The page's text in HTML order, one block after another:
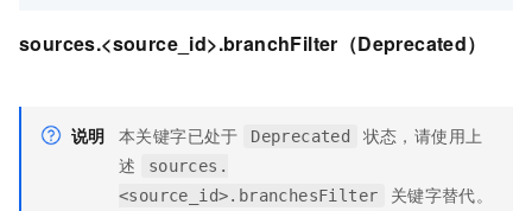
sources.<source_id>.branchFilter（Deprecated）
说明 本关键字已处于 Deprecated
状态，请使用上
述
sources.
<source_id>.branchesFilter
关键字替代。